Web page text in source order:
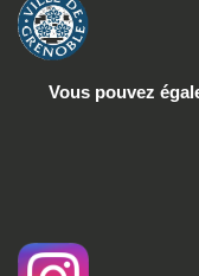
Vous pouvez